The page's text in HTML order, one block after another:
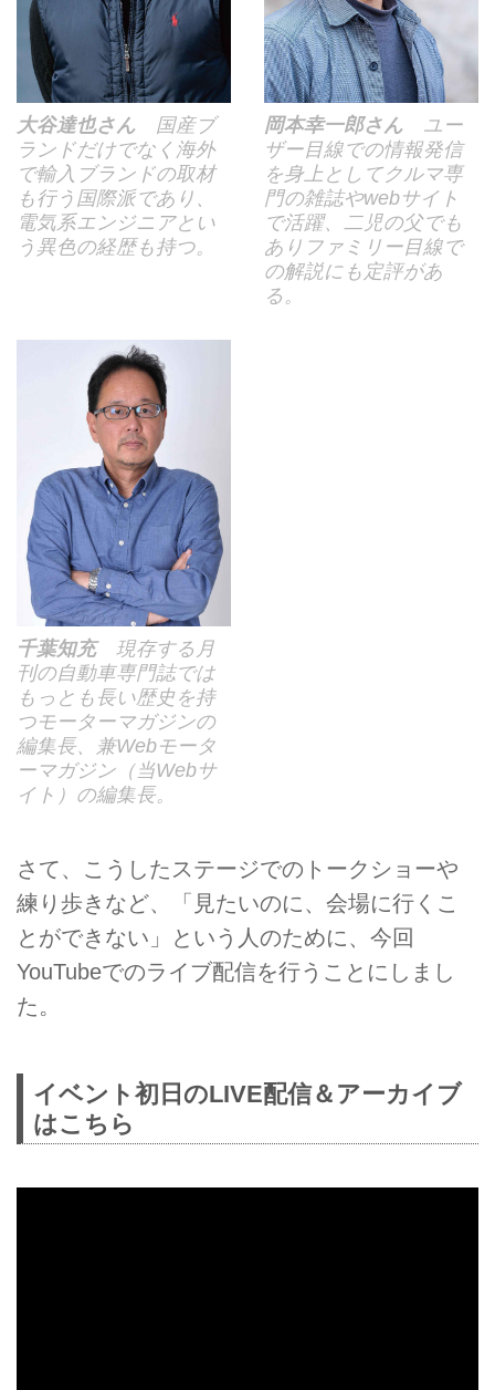
大谷達也さん 国産ブ
ランドだけでなく海外
で輸入ブランドの取材
も行う国際派であり、
電気系エンジニアとい
う異色の経歴も持つ。
岡本幸一郎さん ユー
ザー目線での情報発信
を身上としてクルマ専
門の雑誌やwebサイト
で活躍、二児の父でも
ありファミリー目線で
の解説にも定評があ
る。
千葉知充現存する月
刊の自動車専門誌では
もっとも長い歴史を持
つモーターマガジンの
編集長、兼Webモータ
ーマガジン（当Webサ
イト）の編集長。
さて、こうしたステージでのトークショーや
練り歩きなど、「見たいのに、会場に行くこ
とができない」という人のために、今回
YouTubeでのライブ配信を行うことにしまし
た。
イベント初日のLIVE配信＆アーカイブ
はこちら